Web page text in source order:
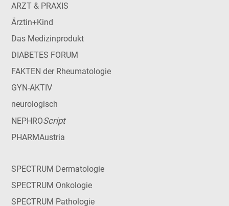
ARZT & PRAXIS
Ärztin+Kind
Das Medizinprodukt
DIABETES FORUM
FAKTEN der Rheumatologie
GYN-AKTIV
neurologisch
NEPHROScript
PHARMAustria
SPECTRUM Dermatologie
SPECTRUM Onkologie
SPECTRUM Pathologie